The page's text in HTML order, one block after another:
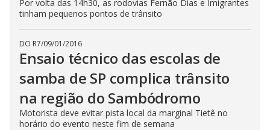
Por volta das 14h30, as rodovias Fernão Dias e Imigrantes
tinham pequenos pontos de trânsito
DO R7/09/01/2016
Ensaio técnico das escolas de
samba de SP complica trânsito
na região do Sambódromo
Motorista deve evitar pista local da marginal Tietê no
horário do evento neste fim de semana